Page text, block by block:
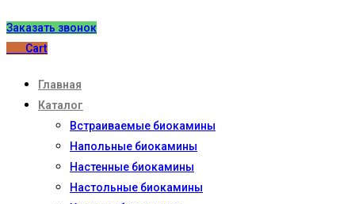
Заказать звонок
Cart
Главная
Каталог
Встраиваемые биокамины
Напольные биокамины
Настенные биокамины
Настoльные биокамины